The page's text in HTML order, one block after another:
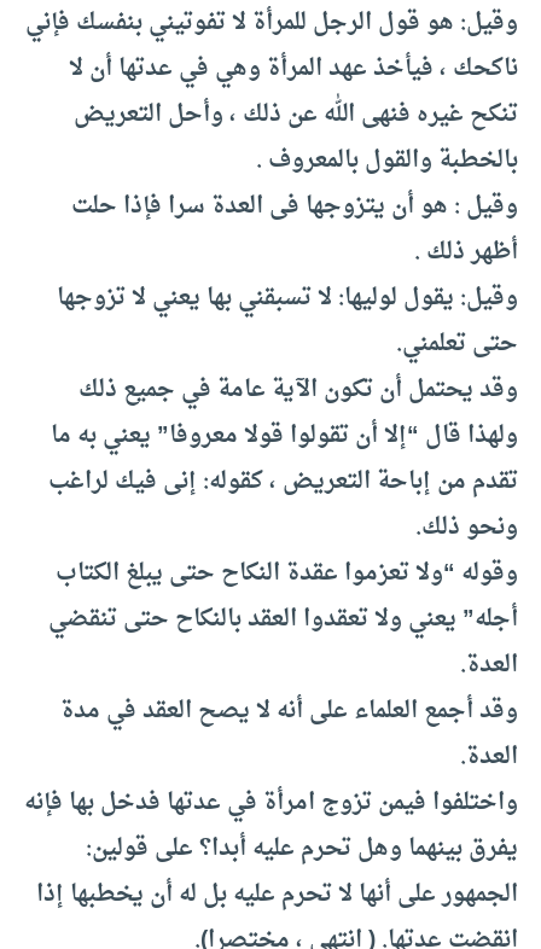
وقيل: هو قول الرجل للمرأة لا تفوتيني بنفسك فإني
ناكحك ، فيأخذ عهد المرأة وهي في عدتها أن لا
تنكح غيره فنهى الله عن ذلك ، وأحل التعريض
بالخطبة والقول بالمعروف .
وقيل : هو أن يتزوجها فى العدة سرا فإذا حلت
أظهر ذلك .
وقيل: يقول لوليها: لا تسبقني بها يعني لا تزوجها
حتى تعلمني.
وقد يحتمل أن تكون الآية عامة في جميع ذلك
ولهذا قال “إلا أن تقولوا قولا معروفا” يعني به ما
تقدم من إباحة التعريض ، كقوله: إنى فيك لراغب
ونحو ذلك.
وقوله “ولا تعزموا عقدة النكاح حتى يبلغ الكتاب
أجله” يعني ولا تعقدوا العقد بالنكاح حتى تنقضي
العدة.
وقد أجمع العلماء على أنه لا يصح العقد في مدة
العدة.
واختلفوا فيمن تزوج امرأة في عدتها فدخل بها فإنه
يفرق بينهما وهل تحرم عليه أبدا؟ على قولين:
الجمهور على أنها لا تحرم عليه بل له أن يخطبها إذا